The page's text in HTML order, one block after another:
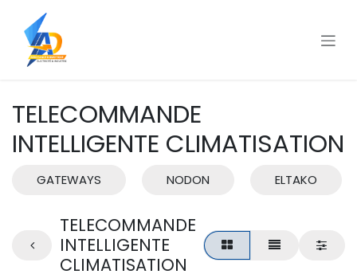
TELECOMMANDE
INTELLIGENTE CLIMATISATION
GATEWAYS NODON ELTAKO
TELECOMMANDE
INTELLIGENTE
CLIMATISATION